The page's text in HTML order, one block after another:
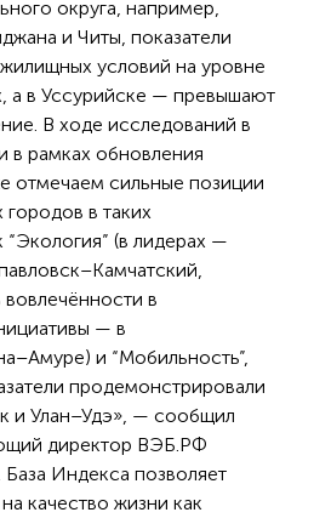
округа, например,
и Читы, показатели
условий на уровне
а в Уссурийске — превышают
В ходе исследований в
в рамках обновления
отмечаем сильные позиции
городов в таких
(в лидерах —
в
— в
и “Мобильность”,
продемонстрировали
и Улан–Удэ», — сообщил
директор ВЭБ.РФ
Индекса позволяет
качество жизни как